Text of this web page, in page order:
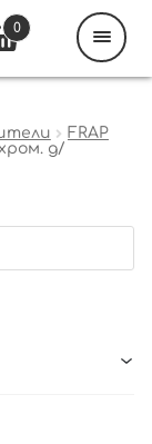
FRAP
хром. д/
0